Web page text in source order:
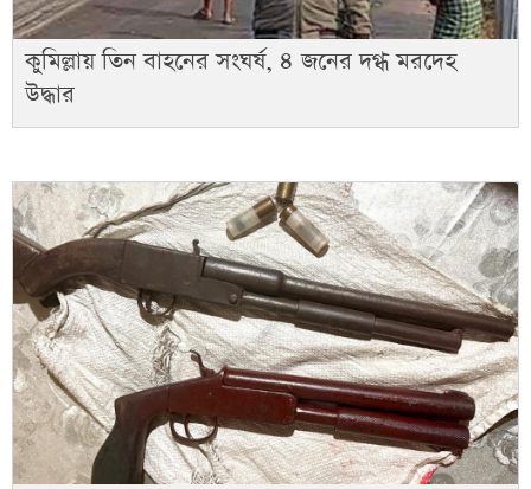
কুমিল্লায় তিন বাহনের সংঘর্ষ, ৪ জনের দগ্ধ মরদেহ
উদ্ধার